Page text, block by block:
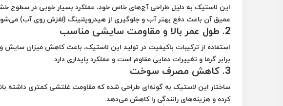
این لاستیک به دلیل طراحی آج‌های خاص خود، عملکرد بسیار خوبی در سطوح
عمیق آن باعث دفع بهتر آب و جلوگیری ازهیدروپلنینگ (لغزش روی آب)
2. طول عمر بالا و مقاومت سایشی مناسب
استفاده از ترکیبات باکیفیت در تولید این لاستیک، باعث کاهش میزان
برابرگرما و تغییرات دمایی مقاوم است و عملکرد پایداری دارد.
3. کاهش مصرف سوخت
ساختار این لاستیک به گونه‌ای طراحی شده که مقاومت غلتشی کمتریداشته
کرده و هزینه‌های رانندگی را کاهش می‌دهد.